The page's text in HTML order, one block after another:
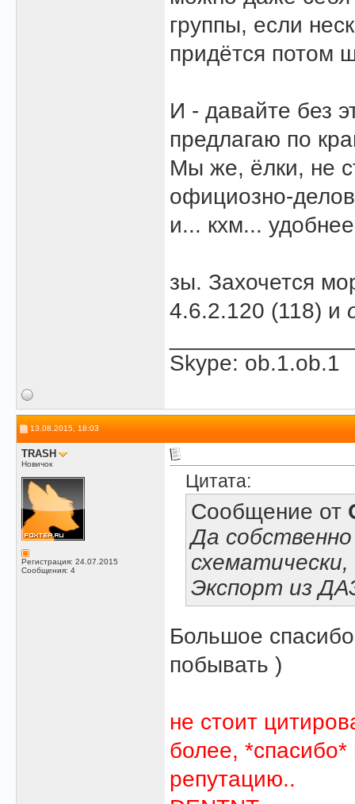
группы, если
придётся потом
И - давайте без
предлагаю по
Мы же, ёлки, не
официозно-
и... кхм...
зы. Захочется
4.6.2.120 (118) и
Skype: ob.1.ob.1
13.08.2015, 18:03
TRASH
Новичок
Регистрация: 24.07.2015
Сообщения: 4
Цитата:
Сообщение от
Да
Экспорт из
Большое
побывать )
не стоит
более,
репутацию..